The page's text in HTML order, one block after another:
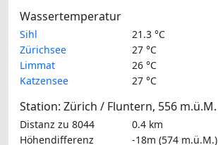
Wassertemperatur
Sihl
21.3 °C
Zürichsee
27 °C
Limmat
26 °C
Katzensee
27 °C
Station: Zürich / Fluntern, 556 m.ü.M.
Distanz zu 8044
0.4 km
Höhendifferenz
-18m (574 m.ü.M.)